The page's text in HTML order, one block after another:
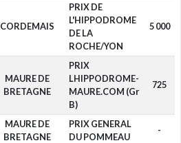
CORDEMAIS
PRIX DE
L'HIPPODROME
DE LA
ROCHE/YON
5 000
MAURE DE
BRETAGNE
PRIX
LHIPPODROME-
MAURE.COM (Gr
B)
725
MAURE DE
BRETAGNE
PRIX GENERAL
DU POMMEAU
-